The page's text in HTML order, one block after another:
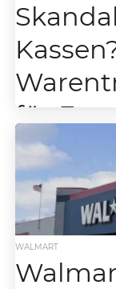
für
Debatte aus –
Warentrenner
Fast
WALMART